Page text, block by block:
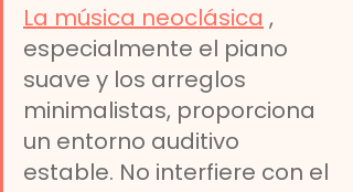
La música neoclásica ,
especialmente el piano
suave y los arreglos
minimalistas, proporciona
un entorno auditivo
estable. No interfiere con el